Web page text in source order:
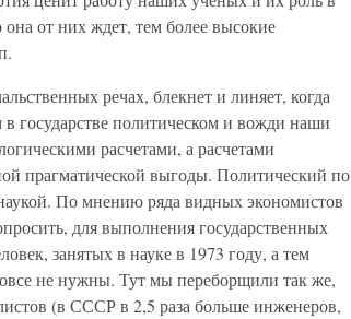
от них ждет, тем более высокие
речах, блекнет и линяет, когда
государстве политическом и вожди наши
расчетами, а расчетами
прагматической выгоды. Политический по
По мнению ряда видных экономистов
для выполнения государственных
занятых в науке в 1973 году, а тем
не нужны. Тут мы переборщили так же,
(в СССР в 2,5 раза больше инженеров,